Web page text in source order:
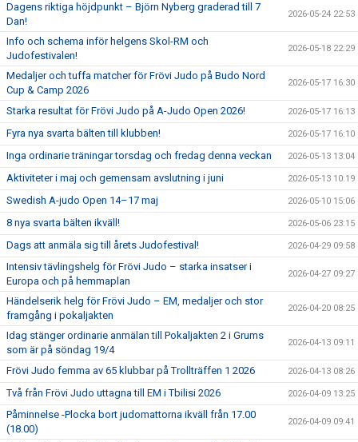
Dagens riktiga höjdpunkt – Björn Nyberg graderad till 7
Dan!
2026-05-24 22:53
Info och schema inför helgens Skol-RM och
Judofestivalen!
2026-05-18 22:29
Medaljer och tuffa matcher för Frövi Judo på Budo Nord
Cup & Camp 2026
2026-05-17 16:30
Starka resultat för Frövi Judo på A-Judo Open 2026! 2026-05-17 16:13
Fyra nya svarta bälten till klubben! 2026-05-17 16:10
Inga ordinarie träningar torsdag och fredag denna veckan 2026-05-13 13:04
Aktiviteter i maj och gemensam avslutning i juni 2026-05-13 10:19
Swedish A-judo Open 14–17 maj 2026-05-10 15:06
8 nya svarta bälten ikväll! 2026-05-06 23:15
Dags att anmäla sig till årets Judofestival! 2026-04-29 09:58
Intensiv tävlingshelg för Frövi Judo – starka insatser i
Europa och på hemmaplan
2026-04-27 09:27
Händelserik helg för Frövi Judo – EM, medaljer och stor
framgång i pokaljakten
2026-04-20 08:25
Idag stänger ordinarie anmälan till Pokaljakten 2 i Grums
som är på söndag 19/4
2026-04-13 09:11
Frövi Judo femma av 65 klubbar på Trollträffen 1 2026 2026-04-13 08:26
Två från Frövi Judo uttagna till EM i Tbilisi 2026 2026-04-09 13:25
Påminnelse -Plocka bort judomattorna ikväll från 17.00
(18.00)
2026-04-09 09:41